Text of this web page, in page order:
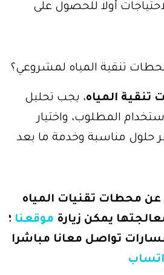
أولا للحصول على
تنقية المياه، يجب تحليل
المطلوب، واختيار
مناسبة وخدمة ما بعد
عن محطات تقنيات المياه
يمكن زيارة موقعنا ؛
تواصل معانا مباشرا